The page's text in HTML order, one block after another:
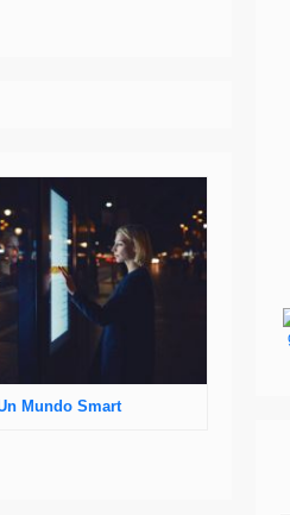
Mundo Smart